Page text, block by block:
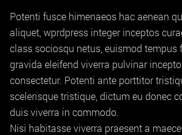
Potenti fusce himenaeos hac aenean
aliquet, wprdpress integer inceptos
class sociosqu netus, euismod tempus
gravida eleifend viverra pulvinar
consectetur. Potenti ante porttitor
scelerisque tristique, dictum eu donec
duis viverra in commodo.
Nisi habitasse viverra praesent a